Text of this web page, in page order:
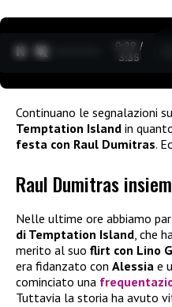
0:30 /
3:35
Continuano le segnalazioni
Temptation Island in
festa con Raul Dumitras.
Raul Dumitras
Nelle ultime ore abbiamo
di Temptation Island, che
merito al suo flirt con Lino
era fidanzato con Alessia e
cominciato una
Tuttavia la storia ha avuto